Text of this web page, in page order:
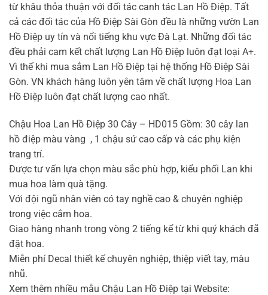
từ khâu thỏa thuận với đối tác canh tác Lan Hồ Điệp. Tất
cả các đối tác của Hồ Điệp Sài Gòn đều là những vườn Lan
Hồ Điệp uy tín và nổi tiếng khu vực Đà Lạt. Những đối tác
đều phải cam kết chất lượng Lan Hồ Điệp luôn đạt loại A+.
Vì thế khi mua sắm Lan Hồ Điệp tại hệ thống Hồ Điệp Sài
Gòn. VN khách hàng luôn yên tâm về chất lượng Hoa Lan
Hồ Điệp luôn đạt chất lượng cao nhất.
Chậu Hoa Lan Hồ Điệp 30 Cây – HD015 Gồm: 30 cây lan
hồ điệp màu vàng , 1 chậu sứ cao cấp và các phụ kiện
trang trí.
Được tư vấn lựa chọn màu sắc phù hợp, kiểu phối Lan khi
mua hoa làm quà tặng.
Với đội ngũ nhân viên có tay nghề cao & chuyên nghiệp
trong việc cắm hoa.
Giao hàng nhanh trong vòng 2 tiếng kể từ khi quý khách đã
đặt hoa.
Miễn phí Decal thiết kế chuyên nghiệp, thiệp viết tay, màu
nhũ.
Xem thêm nhiều mẫu Chậu Lan Hồ Điệp tại Website: